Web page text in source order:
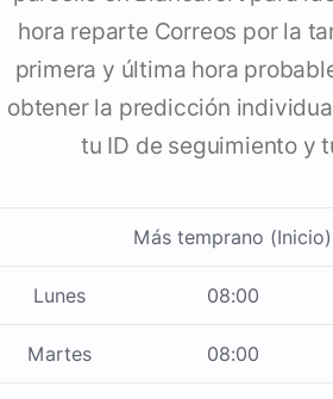
hora reparte Correos por la
primera y última hora
obtener la predicción
tu ID de seguimiento y
Más temprano (Inicio)
Lunes 08:00
Martes 08:00